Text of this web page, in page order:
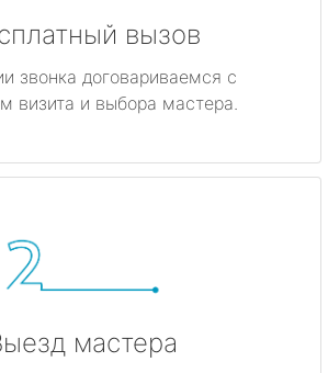
вызов
звонка договариваемся с
визита и выбора мастера.
мастера